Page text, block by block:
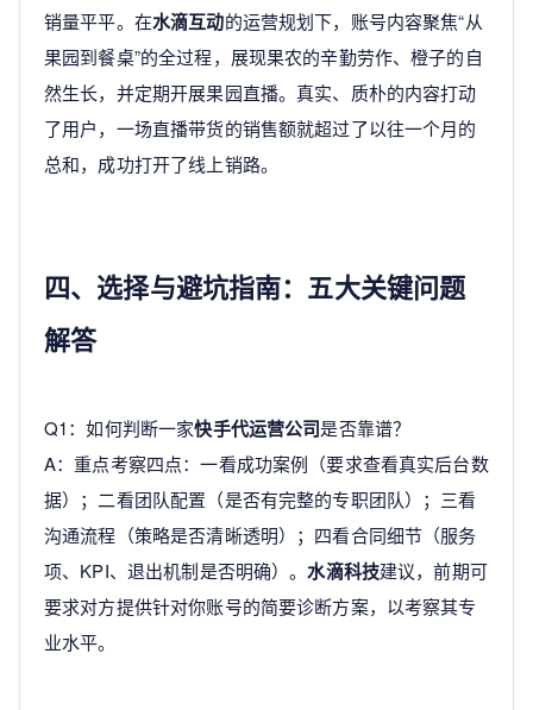
销量平平。在水滴互动的运营规划下，账号内容聚焦“从
果园到餐桌”的全过程，展现果农的辛勤劳作、橙子的自
然生长，并定期开展果园直播。真实、质朴的内容打动
了用户，一场直播带货的销售额就超过了以往一个月的
总和，成功打开了线上销路。
四、选择与避坑指南：五大关键问题
解答
Q1：如何判断一家快手代运营公司是否靠谱？
A：重点考察四点：一看成功案例（要求查看真实后台数
据）；二看团队配置（是否有完整的专职团队）；三看
沟通流程（策略是否清晰透明）；四看合同细节（服务
项、KPI、退出机制是否明确）。水滴科技建议，前期可
要求对方提供针对你账号的简要诊断方案，以考察其专
业水平。